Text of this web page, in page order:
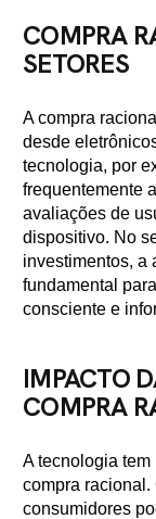
COMPRA
SETORES
A compra
desde
tecnologia, por
frequentemente
avaliações de
dispositivo. No
investimentos, a
fundamental
consciente e
IMPACTO
COMPRA
A tecnologia
compra racional.
consumidores